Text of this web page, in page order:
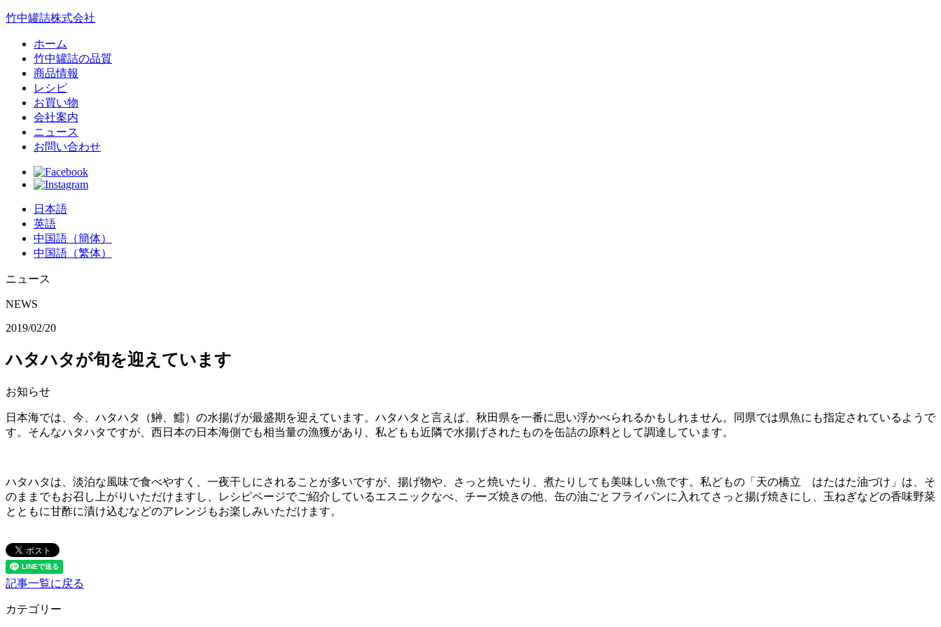
竹中罐詰株式会社
ホーム
竹中罐詰の品質
商品情報
レシピ
お買い物
会社案内
ニュース
お問い合わせ
日本語
英語
中国語（簡体）
中国語（繁体）
ニュース
NEWS
2019/02/20
ハタハタが旬を迎えています
お知らせ
日本海では、今、ハタハタ（鰰、鱩）の水揚げが最盛期を迎えています。ハタハタと言えば、秋田県を一番に思い浮かべられるかもしれません。同県では県魚にも指定されているようで
す。そんなハタハタですが、西日本の日本海側でも相当量の漁獲があり、私どもも近隣で水揚げされたものを缶詰の原料として調達しています。
ハタハタは、淡泊な風味で食べやすく、一夜干しにされることが多いですが、揚げ物や、さっと焼いたり、煮たりしても美味しい魚です。私どもの「天の橋立 はたはた油づけ」は、そ
のままでもお召し上がりいただけますし、レシピページでご紹介しているエスニックなべ、チーズ焼きの他、缶の油ごとフライパンに入れてさっと揚げ焼きにし、玉ねぎなどの香味野菜
とともに甘酢に漬け込むなどのアレンジもお楽しみいただけます。
記事一覧に戻る
カテゴリー